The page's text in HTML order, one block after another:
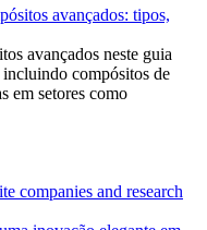
avançados: tipos,
avançados neste guia
compósitos de
em setores como